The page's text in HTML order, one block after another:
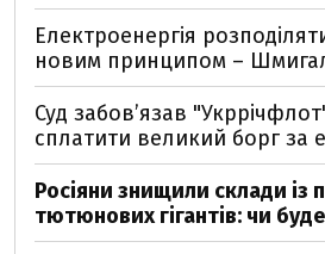
Електроенергія
новим принципом –
Суд забов’язав
сплатити великий борг за
Росіяни знищили склади із
тютюнових гігантів: чи